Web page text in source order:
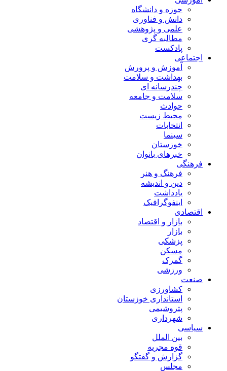
حوزه و دانشگاه
دانش و فناوری
علمی و پژوهشی
مطالبه گری
پادکست
اجتماعی
آموزش و پرورش
بهداشت و سلامت
چندرسانه ای
سلامت و جامعه
حوادث
محیط زیست
انتخابات
سینما
خوزستان
خبرهای بانوان
فرهنگی
فرهنگ و هنر
دین و اندیشه
یادداشت
اینفوگرافیک
اقتصادی
بازار و اقتصاد
بازار
پزشکی
مسکن
گمرک
ورزشی
صنعت
کشاورزی
استانداری خوزستان
پتروشیمی
شهرداری
سیاسی
بین الملل
قوه مجریه
گزارش و گفتگو
مجلس